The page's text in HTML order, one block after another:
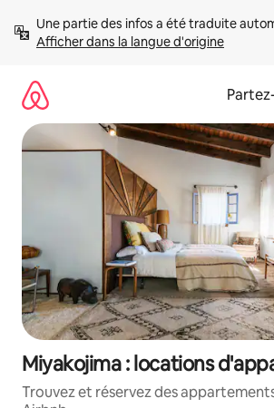
directement
Afficher dans la langue d'origine
Miyakojima : locations
Trouvez et réservez des